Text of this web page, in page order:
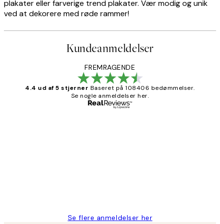
plakater eller farverige trend plakater. Vær modig og unik
ved at dekorere med røde rammer!
Kundeanmeldelser
FREMRAGENDE
4.4 ud af 5 stjerner Baseret på 108406 bedømmelser.
Se nogle anmeldelser her.
Se flere anmeldelser her